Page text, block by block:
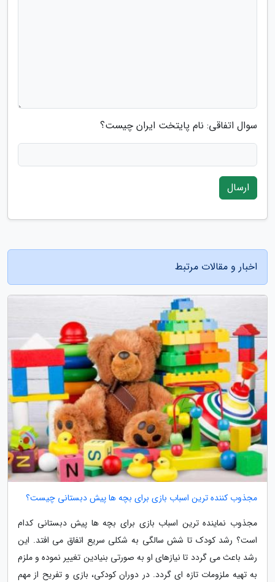
سوال اتفاقی: نام پایتخت ایران چیست؟
ارسال
اخبار و مقالات مرتبط
مجذوب کننده ترین اسباب بازی برای بچه ها پیش دبستانی چیست؟
مجذوب نماینده ترین اسباب بازی برای بچه ها پیش دبستانی کدام
است؟ رشد کودک تا شش سالگی به شکلی سریع اتفاق می افتد. این
رشد باعث می گردد تا نیازهای او به صورتی بنیادین تغییر نموده و ملزم
به تهیه ملزومات تازه ای گردد. در دوران کودکی، بازی و تفریح از مهم